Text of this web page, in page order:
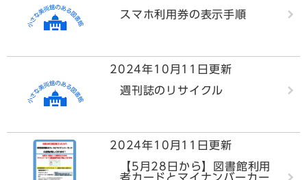
スマホ利用券の表示手順
2024年10月11日更新
週刊誌のリサイクル
2024年10月11日更新
【5月28日から】図書館利用
者カードとマイナンバーカー